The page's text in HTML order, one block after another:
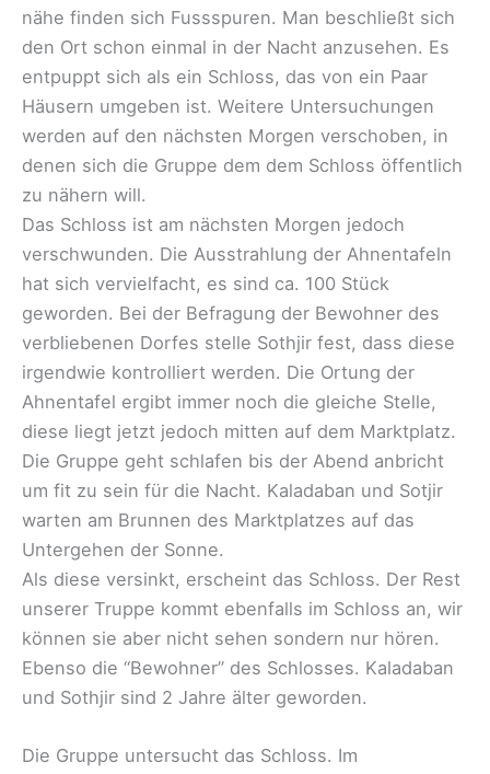
nähe finden sich Fussspuren. Man beschließt sich
den Ort schon einmal in der Nacht anzusehen. Es
entpuppt sich als ein Schloss, das von ein Paar
Häusern umgeben ist. Weitere Untersuchungen
werden auf den nächsten Morgen verschoben, in
denen sich die Gruppe dem dem Schloss öffentlich
zu nähern will.
Das Schloss ist am nächsten Morgen jedoch
verschwunden. Die Ausstrahlung der Ahnentafeln
hat sich vervielfacht, es sind ca. 100 Stück
geworden. Bei der Befragung der Bewohner des
verbliebenen Dorfes stelle Sothjir fest, dass diese
irgendwie kontrolliert werden. Die Ortung der
Ahnentafel ergibt immer noch die gleiche Stelle,
diese liegt jetzt jedoch mitten auf dem Marktplatz.
Die Gruppe geht schlafen bis der Abend anbricht
um fit zu sein für die Nacht. Kaladaban und Sotjir
warten am Brunnen des Marktplatzes auf das
Untergehen der Sonne.
Als diese versinkt, erscheint das Schloss. Der Rest
unserer Truppe kommt ebenfalls im Schloss an, wir
können sie aber nicht sehen sondern nur hören.
Ebenso die “Bewohner” des Schlosses. Kaladaban
und Sothjir sind 2 Jahre älter geworden.
Die Gruppe untersucht das Schloss. Im